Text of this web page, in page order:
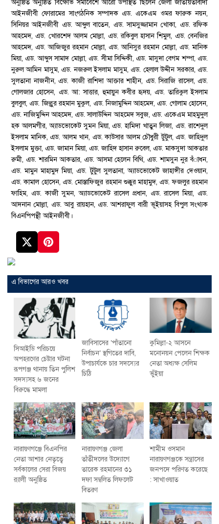
অনুষ্ঠিত অনুষ্ঠিত বিক্ষোভ সমাবেশে আরো উপস্থিত ছিলেন জেলা জাতীয়তাবাদী
আইনজীবী ফোরামের সাংগঠনিক সম্পাদক এড. একেএম ওমর ফারুক নয়ন,
সিনিয়র আইনজীবী এড. আব্দুল বাতেন, এড. সামসুজ্জামান খোকা, এড. রফিক
আহমেদ, এড. খোরশেদ আলম মোল্লা, এড. রকিবুল হাসান শিমুল, এড. বেনজির
আহমেদ, এড. আজিজুর রহমান মোল্লা, এড. আনিসুর রহমান মোল্লা, এড. মানিক
মিয়া, এড. আব্দুস সামাদ মোল্লা, এড. সীমা সিদ্দিকী, এড. মাসুদা বেগম শম্পা, এড.
নুরুল আমিন মাসুম, এড. নজরুল ইসলাম মাসুম, এড. হেলাল উদ্দীন সরকার, এড.
সুলতানা নাজনীন, এড. কাজী রাশিদা আক্তার শাহীন, এড. সিরাজি রাসেল, এড.
গোলজার হোসেন, এড. আ: সাত্তার, হুমায়ুন কবীর হৃদয়, এড. তারিকুল ইসলাম
বুলবুল, এড. জিল্লুর রহমান মুকুল, এড. নিজামুদ্দিন আহমেদ, এড. গোলাম হোসেন,
এড. নাজিমুদ্দিন আহমেদ, এড. সালাউদ্দিন আহমেদ সবুজ, এড. একেএম মাহমুদুল
হক আলমগীর, অ্যাডভোকেট সুমন মিয়া, এড. হামিদা খাতুন লিজা, এড. রাশেদুল
ইসলাম মানিক, এড. আলম খান, এড. কাউসার আলম চৌধুরী টুটুল, এড. জাহিদুল
ইসলাম মুক্তা, এড. জামান মিয়া, এড. জাহিদ হাসান রুবেল, এড. মাকসুদা আকতার
রুমী, এড. শারমিন আকতার, এড. আসমা হেলেন বিথি, এড. শামসুন নুর বঁাধন,
এড. মামুন মাহামুদ মিয়া, এড. টুটুল সুলতানা, অ্যাডভোকেট জাহাঙ্গীর দেওয়ান,
এড. কামাল হোসেন, এড. মোস্তাফিজুর রহমান শুক্কুর মাহামুদ, এড. ফজলুর রহমান
ফাহিম, এড. কাজী সুমন, অ্যাডভোকেট রাসেল প্রধান, এড. রাসেল মিয়া, এড.
আদনান মোল্লা, এড. আবু রায়হান, এড. আশরাফুল বারী ভূইয়াসহ বিপুল সংখ্যক
বিএনপিপন্থী আইনজীবী।
এ বিভাগের আরও খবর
সিআইডি পরিচয়ে
অপহরণের চেষ্টার ঘটনা
রূপগঞ্জ থানায় তিন পুলিশ
সদস্যসহ ৬ জনের
বিরুদ্ধে মামলা
জাবিসাসের ‘পাঁতানো
নির্বাচন’ স্থগিতের দাবি,
উপাচার্যকে চার সদস্যের
চিঠি
কুমিল্লা-২ আসনে
মনোনয়ন পেলেন শিক্ষক
নেতা অধ্যক্ষ সেলিম
ভুঁইয়া
নারায়ণগঞ্জে বিএনপির
নেতা আশার নেতৃত্বে
সর্বকালের সেরা বিজয়
র‌্যালী অনুষ্ঠিত
নারায়ণগঞ্জ জেলা
তাঁতীদলের উদ্যোগে
তারেক রহমানের ৩১
দফা সম্বলিত লিফলেট
বিতরণ
শামীম ওসমান
নারায়ণগঞ্জকে সন্ত্রাসের
জনপদে পরিণত করেছে
: সাখাওয়াত